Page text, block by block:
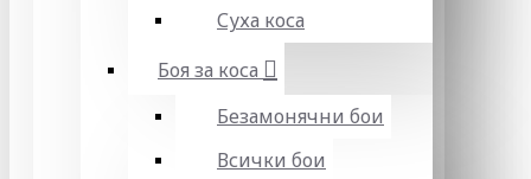
Суха коса
Боя за коса
Безамонячни бои
Всички бои